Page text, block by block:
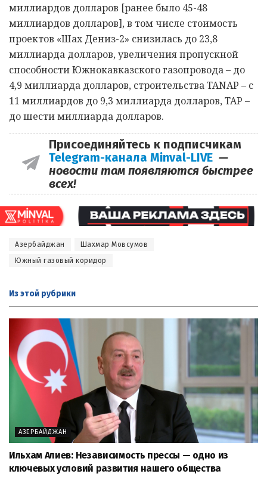
миллиардов долларов [ранее было 45-48
миллиардов долларов], в том числе стоимость
проектов «Шах Дениз-2» снизилась до 23,8
миллиарда долларов, увеличения пропускной
способности Южнокавказского газопровода – до
4,9 миллиарда долларов, строительства TANAP – с
11 миллиардов до 9,3 миллиарда долларов, TAP –
до шести миллиарда долларов.
Присоединяйтесь к подписчикам
Telegram-канала Minval-LIVE —
новости там появляются быстрее
всех!
Азербайджан
Шахмар Мовсумов
Южный газовый коридор
Из этой рубрики
АЗЕРБАЙДЖАН
Ильхам Алиев: Независимость прессы — одно из
ключевых условий развития нашего общества